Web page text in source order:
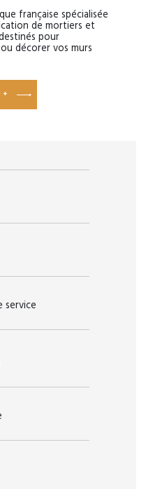
française spécialisée
de mortiers et
pour
décorer vos murs
+
service